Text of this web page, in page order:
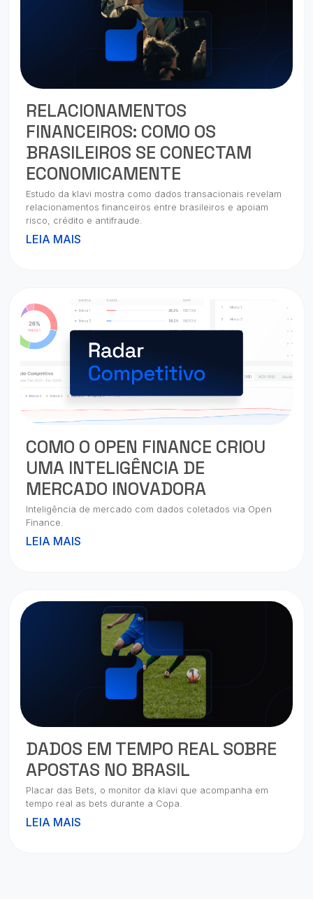
RELACIONAMENTOS
FINANCEIROS: COMO OS
BRASILEIROS SE CONECTAM
ECONOMICAMENTE
Estudo da klavi mostra como dados transacionais revelam
relacionamentos financeiros entre brasileiros e apoiam
risco, crédito e antifraude.
LEIA MAIS
COMO O OPEN FINANCE CRIOU
UMA INTELIGÊNCIA DE
MERCADO INOVADORA
Inteligência de mercado com dados coletados via Open
Finance.
LEIA MAIS
DADOS EM TEMPO REAL SOBRE
APOSTAS NO BRASIL
Placar das Bets, o monitor da klavi que acompanha em
tempo real as bets durante a Copa.
LEIA MAIS